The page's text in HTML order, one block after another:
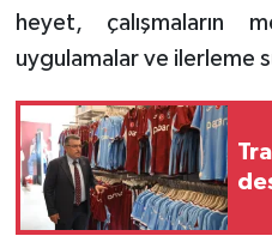
heyet, çalışmaların
uygulamalar ve ilerleme